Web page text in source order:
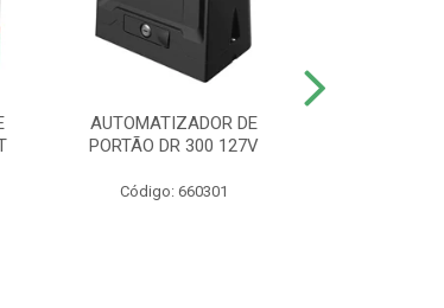
AUTOMATIZADOR DE
PORTÃO DR 300 127V
Código: 660301